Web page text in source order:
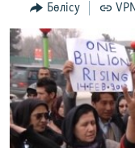
Navigation
Skip
to
Search
АДАМ ҚҰҚЫҚТАРЫ
ӘЛЕУМЕТ
ӘЛЕМ
АРНАЙЫ ЖОБАЛАР
Русский
Бөлісу